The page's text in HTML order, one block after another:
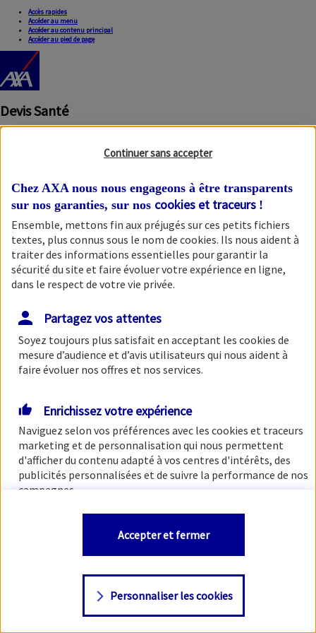
Accès rapides
Accéder au menu
Accéder au contenu principal
Accéder au pied de page
Devis Santé
Fermer la modale
Continuer sans accepter
Chez AXA nous nous engageons à être transparents
sur nos garanties, sur nos cookies et traceurs !
Ensemble, mettons fin aux préjugés sur ces petits fichiers
textes, plus connus sous le nom de cookies. Ils nous aident à
traiter des informations essentielles pour garantir la
sécurité du site et faire évoluer votre expérience en ligne,
dans le respect de votre vie privée.
Partagez vos attentes
Soyez toujours plus satisfait en acceptant les cookies de
mesure d’audience et d’avis utilisateurs qui nous aident à
faire évoluer nos offres et nos services.
Enrichissez votre expérience
Naviguez selon vos préférences avec les cookies et traceurs
marketing et de personnalisation qui nous permettent
d'afficher du contenu adapté à vos centres d'intérêts, des
publicités personnalisées et de suivre la performance de nos
campagnes.
Vous êtes libre de les accepter, de les refuser comme de
changer d'avis à tout moment en allant sur
Consulter notre politique decookies
Personnaliser les cookies
Accepter et fermer